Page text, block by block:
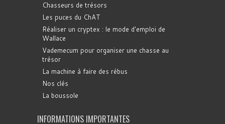
Chasseurs de trésors
Les puces du ChAT
Réaliser un cryptex : le mode d'emploi de
Wallace
Vademecum pour organiser une chasse au
trésor
La machine à faire des rébus
Nos clés
La boussole
INFORMATIONS IMPORTANTES